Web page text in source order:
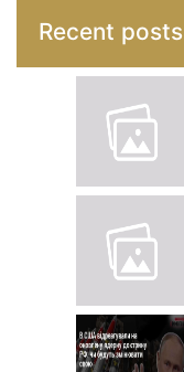
Recent posts